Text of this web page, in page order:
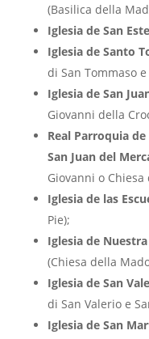
(Basilica della
Iglesia de San
Iglesia de Santo
di San Tommaso
Iglesia de San
Giovanni della
Real Parroquia
San Juan del
Giovanni o
Iglesia de las
Pie);
Iglesia de
(Chiesa della
Iglesia de San
di San Valerio e
Iglesia de San